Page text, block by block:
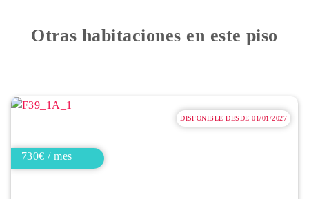
Otras habitaciones en este piso
DISPONIBLE DESDE 01/01/2027
730€ / mes